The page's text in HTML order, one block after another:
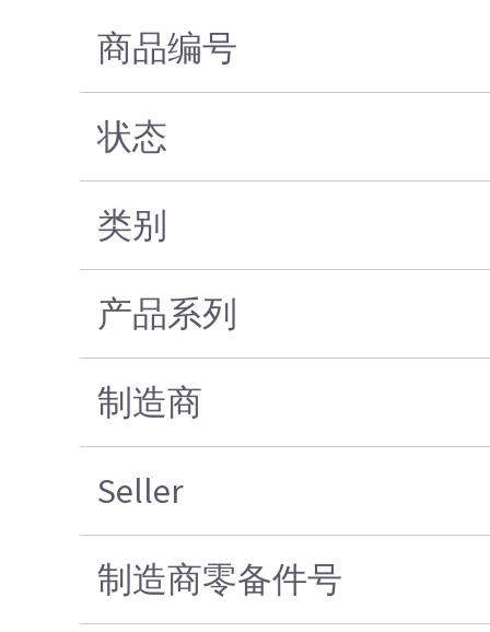
商品编号
状态
类别
产品系列
制造商
Seller
制造商零备件号